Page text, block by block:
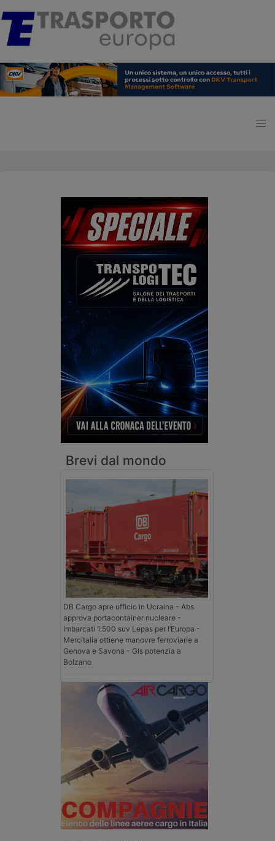
Brevi dal mondo
DB Cargo apre ufficio in Ucraina - Abs
approva portacontainer nucleare -
Imbarcati 1.500 suv Lepas per l’Europa -
Mercitalia ottiene manovre ferroviarie a
Genova e Savona - Gls potenzia a
Bolzano